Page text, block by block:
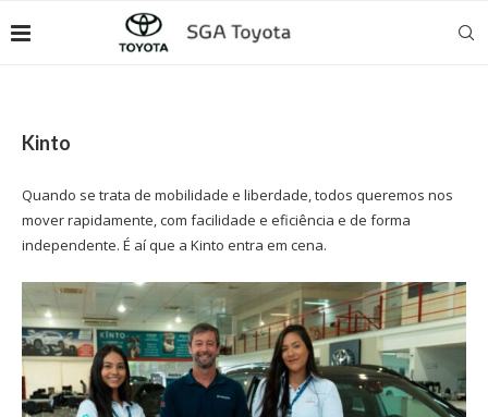
Kinto
Quando se trata de mobilidade e liberdade, todos queremos nos
mover rapidamente, com facilidade e eficiência e de forma
independente. É aí que a Kinto entra em cena.